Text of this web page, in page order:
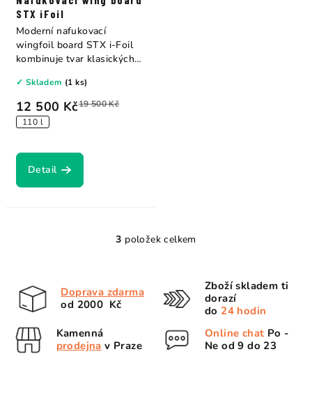
STX iFoil
12 500 Kč19 500 Kč
110 l
✓ Skladem (1 ks)
Detail
Moderní nafukovací
wingfoil board STX i-Foil
kombinuje tvar klasických
O
3 položek celkem
Doprava zdarma
od 2000 Kč
Zboží skladem ti
dorazí
do 24 hodin
Kamenná
prodejna v Praze
Online chat Po -
Ne od 9 do 23